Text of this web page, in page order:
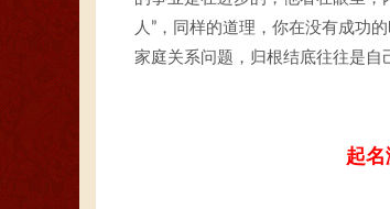
人”，同样的道理，你在没有成功
家庭关系问题，归根结底往往是自
起名